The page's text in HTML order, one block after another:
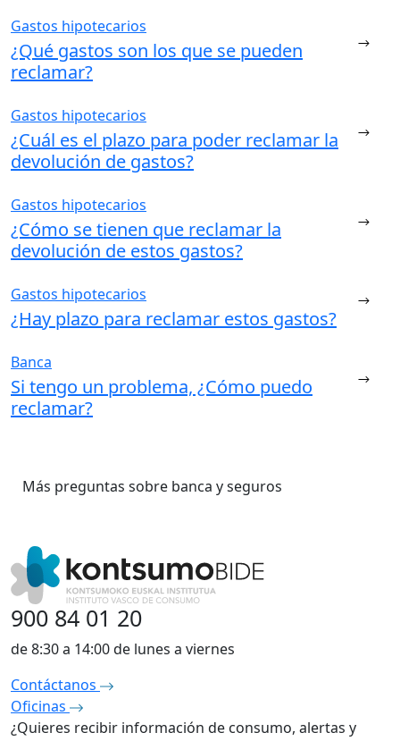
Gastos hipotecarios
¿Qué gastos son los que se pueden
reclamar?
Gastos hipotecarios
¿Cuál es el plazo para poder reclamar la
devolución de gastos?
Gastos hipotecarios
¿Cómo se tienen que reclamar la
devolución de estos gastos?
Gastos hipotecarios
¿Hay plazo para reclamar estos gastos?
Banca
Si tengo un problema, ¿Cómo puedo
reclamar?
Más preguntas sobre banca y seguros
900 84 01 20
de 8:30 a 14:00 de lunes a viernes
Contáctanos
Oficinas
¿Quieres recibir información de consumo, alertas y